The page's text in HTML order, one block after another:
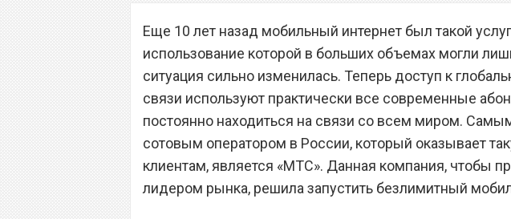
Сотовый оператор «МТС»
безлимитный мобильный
которого все в шоке
Еще 10 лет назад мобильный интернет был такой
использование которой в больших объемах могли
ситуация сильно изменилась. Теперь доступ к
связи используют практически все современные
постоянно находиться на связи со всем миром.
сотовым оператором в России, который оказывает
клиентам, является «МТС». Данная компания, чтобы
лидером рынка, решила запустить безлимитный